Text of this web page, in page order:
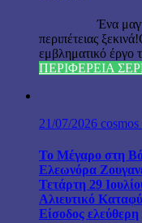
Ένα μαγικό
περιπέτειας
εμβληματικό έργο
ΠΕΡΙΦΕΡΕΙΑ
21/07/2026 cosmos
Το Μέγαρο στη
Ελεωνόρα
Τετάρτη 29
Αλιευτικό
Είσοδος ελεύθερη